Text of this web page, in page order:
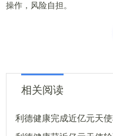
操作，风险自担。
相关阅读
利德健康完成近亿元天